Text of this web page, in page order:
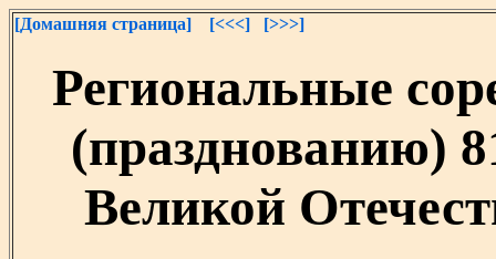
[Домашняя страница] [<<<] [>>>]
Региональные
(празднованию)
Великой